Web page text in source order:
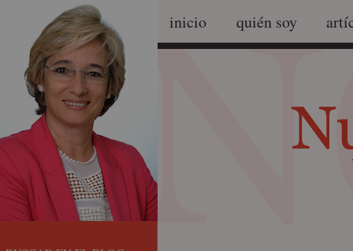
inicio quién soy